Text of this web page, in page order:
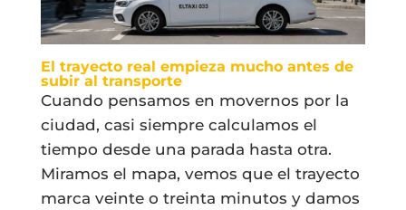
El trayecto real empieza mucho antes de
subir al transporte
Cuando pensamos en movernos por la
ciudad, casi siempre calculamos el
tiempo desde una parada hasta otra.
Miramos el mapa, vemos que el trayecto
marca veinte o treinta minutos y damos